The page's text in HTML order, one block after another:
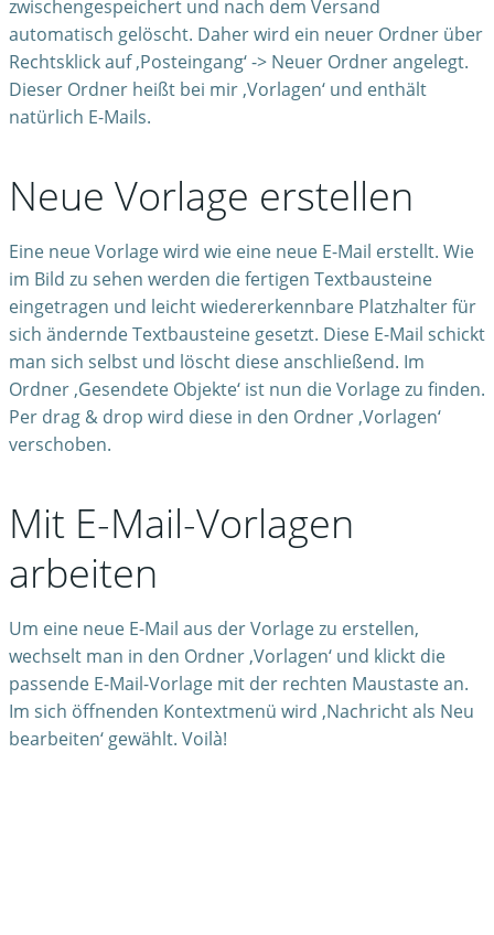
zwischengespeichert und nach dem Versand
automatisch gelöscht. Daher wird ein neuer Ordner über
Rechtsklick auf ‚Posteingang‘ -> Neuer Ordner angelegt.
Dieser Ordner heißt bei mir ‚Vorlagen‘ und enthält
natürlich E-Mails.
Neue Vorlage erstellen
Eine neue Vorlage wird wie eine neue E-Mail erstellt. Wie
im Bild zu sehen werden die fertigen Textbausteine
eingetragen und leicht wiedererkennbare Platzhalter für
sich ändernde Textbausteine gesetzt. Diese E-Mail schickt
man sich selbst und löscht diese anschließend. Im
Ordner ‚Gesendete Objekte‘ ist nun die Vorlage zu finden.
Per drag & drop wird diese in den Ordner ‚Vorlagen‘
verschoben.
Mit E-Mail-Vorlagen
arbeiten
Um eine neue E-Mail aus der Vorlage zu erstellen,
wechselt man in den Ordner ‚Vorlagen‘ und klickt die
passende E-Mail-Vorlage mit der rechten Maustaste an.
Im sich öffnenden Kontextmenü wird ‚Nachricht als Neu
bearbeiten‘ gewählt. Voilà!